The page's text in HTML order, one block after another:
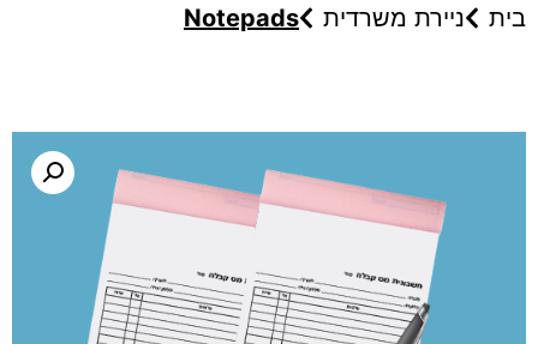
בית ניירת משרדית Notepads